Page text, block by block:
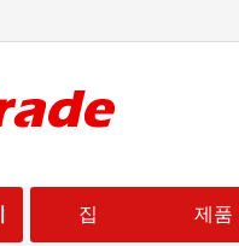
집 제품